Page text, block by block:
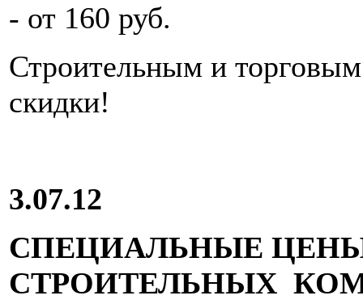
- от 160 руб.
Строительным и
скидки!
3.07.12
СПЕЦИАЛЬНЫЕ
СТРОИТЕЛЬНЫХ